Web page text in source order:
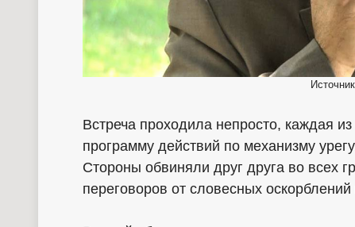
Встреча проходила непросто, каждая
программу действий по механизму
Стороны обвиняли друг друга во всех
переговоров от словесных